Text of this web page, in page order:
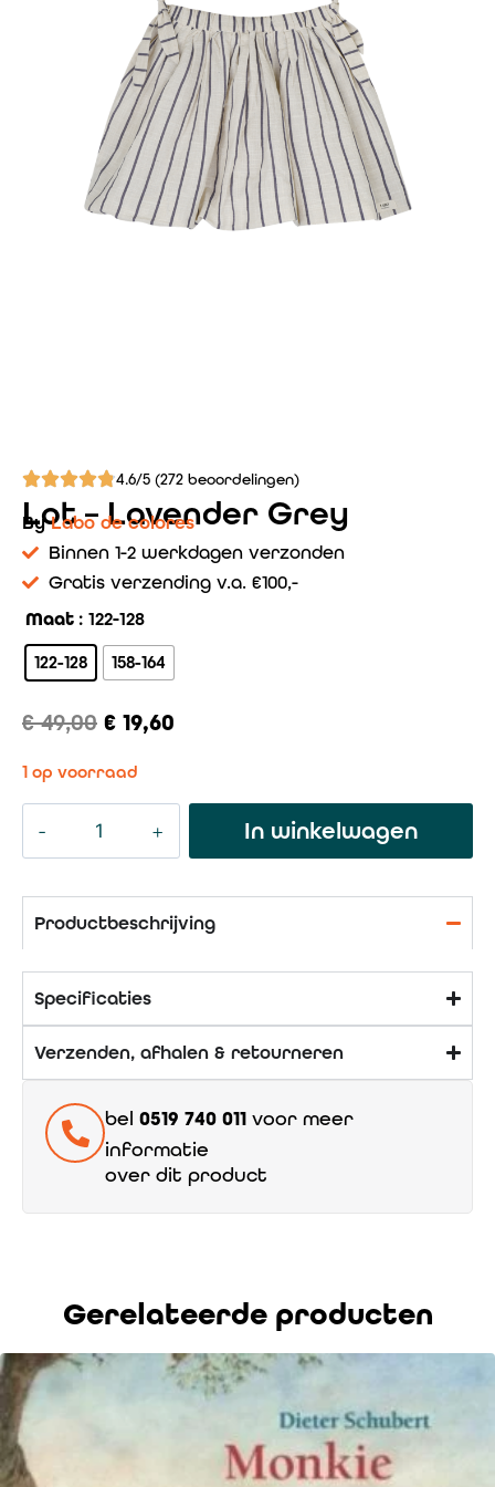
4.6/5 (272 beoordelingen)
Lot – Lavender Grey
ByLabo de colores
Binnen 1-2 werkdagen verzonden
Gratis verzending v.a. €100,-
Maat : 122-128
122-128 158-164
€49,00 € 19,60
1 op voorraad
In winkelwagen
Productbeschrijving
Specificaties
Verzenden, afhalen & retourneren
bel 0519 740 011 voor meer
informatie
over dit product
Gerelateerde producten